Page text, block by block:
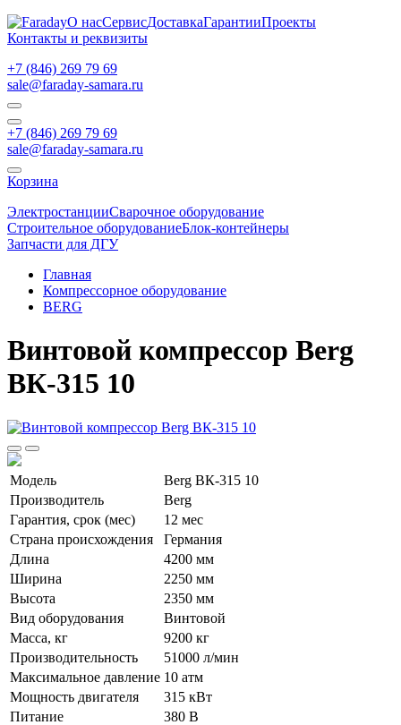
О насСервисДоставкаГарантииПроекты
Контакты и реквизиты
+7 (846) 269 79 69
sale@faraday-samara.ru
+7 (846) 269 79 69
sale@faraday-samara.ru
Корзина
ЭлектростанцииСварочное оборудование
Строительное оборудованиеБлок-контейнеры
Запчасти для ДГУ
Главная
Компрессорное оборудование
BERG
Винтовой компрессор Berg
ВК-315 10
Модель
Berg ВК-315 10
Производитель
Berg
Гарантия, срок (мес)
12 мес
Страна происхождения
Германия
Длина
4200 мм
Ширина
2250 мм
Высота
2350 мм
Вид оборудования
Винтовой
Масса, кг
9200 кг
Производительность
51000 л/мин
Максимальное давление 10 атм
Мощность двигателя
315 кВт
Питание
380 В